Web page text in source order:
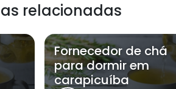
relacionadas
Fornecedor de chá
para dormir em
carapicuíba